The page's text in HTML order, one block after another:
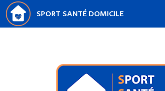
SPORT SANTÉ DOMICILE